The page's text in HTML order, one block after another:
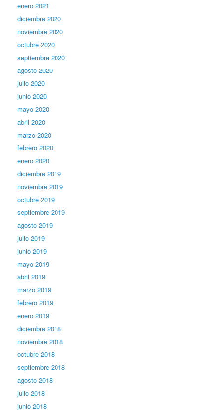
enero 2021
diciembre 2020
noviembre 2020
octubre 2020
septiembre 2020
agosto 2020
julio 2020
junio 2020
mayo 2020
abril 2020
marzo 2020
febrero 2020
enero 2020
diciembre 2019
noviembre 2019
octubre 2019
septiembre 2019
agosto 2019
julio 2019
junio 2019
mayo 2019
abril 2019
marzo 2019
febrero 2019
enero 2019
diciembre 2018
noviembre 2018
octubre 2018
septiembre 2018
agosto 2018
julio 2018
junio 2018